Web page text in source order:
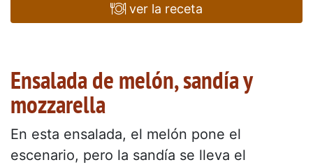
ver la receta
Ensalada de melón, sandía y
mozzarella
En esta ensalada, el melón pone el
escenario, pero la sandía se lleva el